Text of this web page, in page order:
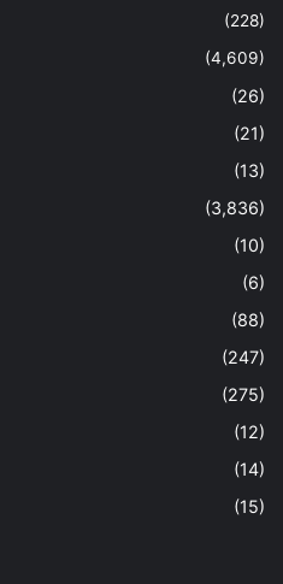
(228)
(4,609)
(26)
(21)
(13)
(3,836)
(10)
(6)
(88)
(247)
(275)
(12)
(14)
(15)